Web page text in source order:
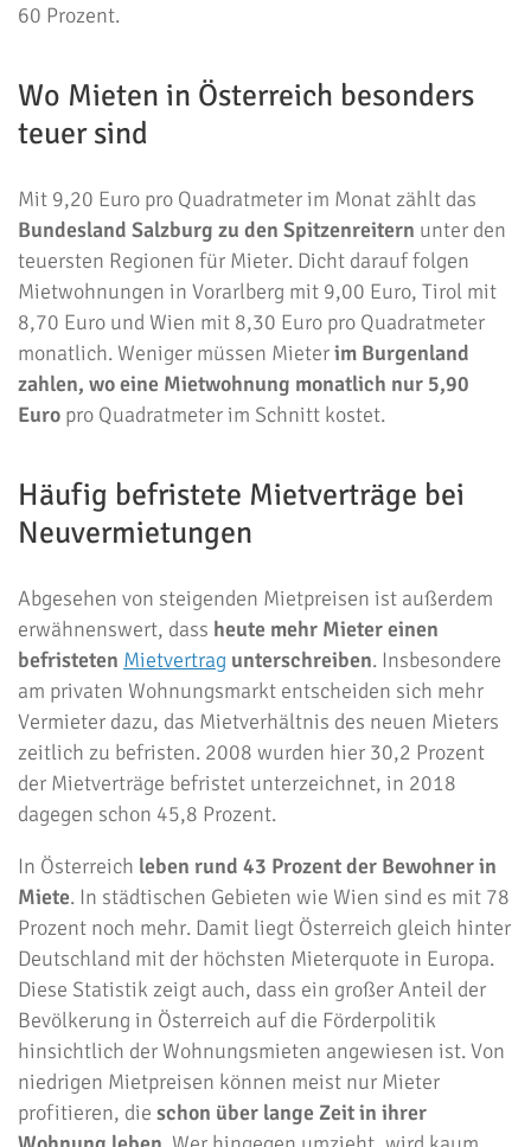
60 Prozent.
Wo Mieten in Österreich besonders
teuer sind
Mit 9,20 Euro pro Quadratmeter im Monat zählt das
Bundesland Salzburg zu den Spitzenreitern unter den
teuersten Regionen für Mieter. Dicht darauf folgen
Mietwohnungen in Vorarlberg mit 9,00 Euro, Tirol mit
8,70 Euro und Wien mit 8,30 Euro pro Quadratmeter
monatlich. Weniger müssen Mieterim Burgenland
zahlen, wo eine Mietwohnung monatlich nur 5,90
Euro pro Quadratmeter im Schnitt kostet.
Häufig befristete Mietverträge bei
Neuvermietungen
Abgesehen von steigenden Mietpreisen ist außerdem
erwähnenswert, dass heute mehr Mieter einen
befristeten Mietvertrag unterschreiben. Insbesondere
am privaten Wohnungsmarkt entscheiden sich mehr
Vermieter dazu, das Mietverhältnis des neuen Mieters
zeitlich zu befristen. 2008 wurden hier 30,2 Prozent
der Mietverträge befristet unterzeichnet, in 2018
dagegen schon 45,8 Prozent.
In Österreich leben rund 43 Prozent der Bewohner in
Miete. In städtischen Gebieten wie Wien sind es mit 78
Prozent noch mehr. Damit liegt Österreich gleich hinter
Deutschland mit der höchsten Mieterquote in Europa.
Diese Statistik zeigt auch, dass ein großer Anteil der
Bevölkerung in Österreich auf die Förderpolitik
hinsichtlich der Wohnungsmieten angewiesen ist. Von
niedrigen Mietpreisen können meist nur Mieter
profitieren, die schon über lange Zeit in ihrer